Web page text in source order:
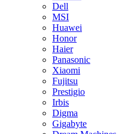
Dell
MSI
Huawei
Honor
Haier
Panasonic
Xiaomi
Fujitsu
Prestigio
Irbis
Digma
Gigabyte